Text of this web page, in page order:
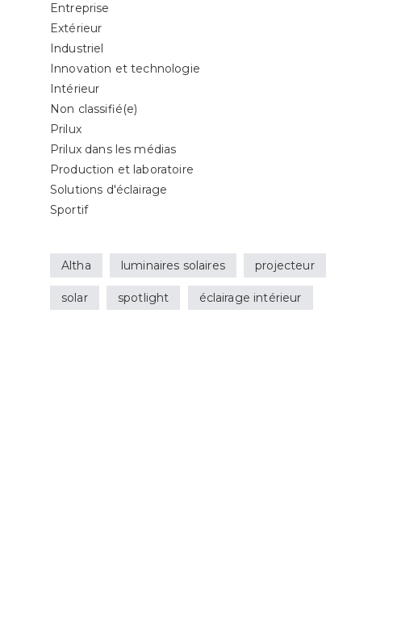
Entreprise
Extérieur
Industriel
Innovation et technologie
Intérieur
Non classifié(e)
Prilux
Prilux dans les médias
Production et laboratoire
Solutions d'éclairage
Sportif
Altha luminaires solaires projecteur
solar spotlight éclairage intérieur